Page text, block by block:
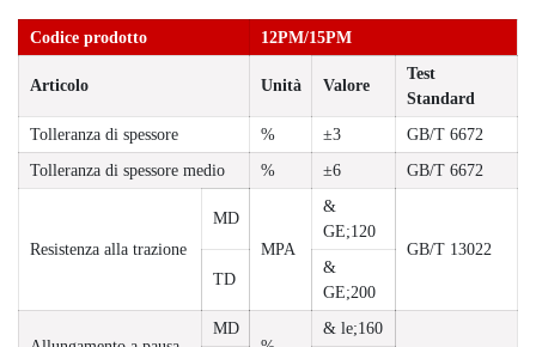
Codice prodotto 12PM/15PM
Articolo Unità Valore
Test
Standard
Tolleranza di spessore
% ±3
GB/T 6672
Tolleranza di spessore medio
% ±6 GB/T 6672
Resistenza alla trazione
MD
MPA
&
GE;120
GB/T 13022
TD
&
GE;200
MD
& le;160